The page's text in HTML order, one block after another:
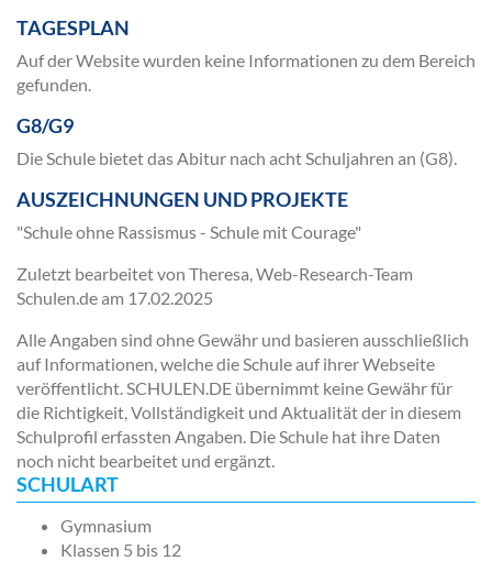
TAGESPLAN
Auf der Website wurden keine Informationen zu dem Bereich
gefunden.
G8/G9
Die Schule bietet das Abitur nach acht Schuljahren an (G8).
AUSZEICHNUNGEN UND PROJEKTE
"Schule ohne Rassismus - Schule mit Courage"
Zuletzt bearbeitet von Theresa, Web-Research-Team
Schulen.de am 17.02.2025
Alle Angaben sind ohne Gewähr und basieren ausschließlich
auf Informationen, welche die Schule auf ihrer Webseite
veröffentlicht. SCHULEN.DE übernimmt keine Gewähr für
die Richtigkeit, Vollständigkeit und Aktualität der in diesem
Schulprofil erfassten Angaben. Die Schule hat ihre Daten
noch nicht bearbeitet und ergänzt.
SCHULART
Gymnasium
Klassen 5 bis 12